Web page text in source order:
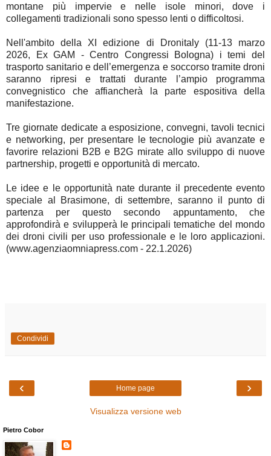
montane più impervie e nelle isole minori, dove i
collegamenti tradizionali sono spesso lenti o difficoltosi.
Nell'ambito della XI edizione di Dronitaly (11-13 marzo
2026, Ex GAM - Centro Congressi Bologna) i temi del
trasporto sanitario e dell’emergenza e soccorso tramite droni
saranno ripresi e trattati durante l’ampio programma
convegnistico che affiancherà la parte espositiva della
manifestazione.
Tre giornate dedicate a esposizione, convegni, tavoli tecnici
e networking, per presentare le tecnologie più avanzate e
favorire relazioni B2B e B2G mirate allo sviluppo di nuove
partnership, progetti e opportunità di mercato.
Le idee e le opportunità nate durante il precedente evento
speciale al Brasimone, di settembre, saranno il punto di
partenza per questo secondo appuntamento, che
approfondirà e svilupperà le principali tematiche del mondo
dei droni civili per uso professionale e le loro applicazioni.
(www.agenziaomniapress.com - 22.1.2026)
Condividi
‹ ›
Home page
Visualizza versione web
Pietro Cobor